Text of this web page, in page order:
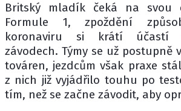
Britský mladík čeká na svou
Formule 1, zpoždění
koronaviru si krátí účastí
závodech. Týmy se už postupně
továren, jezdcům však praxe
z nich již vyjádřilo touhu po
tím, než se začne závodit, aby